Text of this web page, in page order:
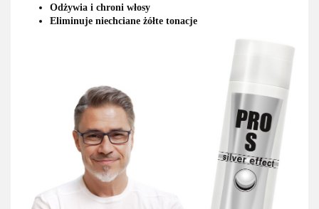
Odżywia i chroni włosy
Eliminuje niechciane żółte tonacje